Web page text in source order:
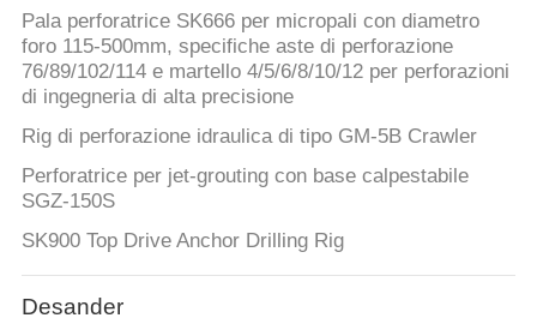
Pala perforatrice SK666 per micropali con diametro
foro 115-500mm, specifiche aste di perforazione
76/89/102/114 e martello 4/5/6/8/10/12 per perforazioni
di ingegneria di alta precisione
Rig di perforazione idraulica di tipo GM-5B Crawler
Perforatrice per jet-grouting con base calpestabile
SGZ-150S
SK900 Top Drive Anchor Drilling Rig
Desander